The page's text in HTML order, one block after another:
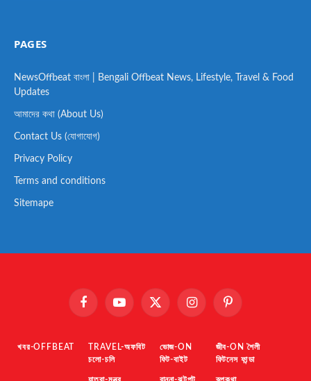
PAGES
NewsOffbeat বাংলা | Bengali Offbeat News, Lifestyle, Travel & Food
Updates
আমাদের কথা (About Us)
Contact Us (যোগাযোগ)
Privacy Policy
Terms and conditions
Sitemape
FacebookYouTube X
InstagramPinterest
খবর-OFFBEAT
TRAVEL-অফবিট
চলো-চলি
ভোজ-ON
ফিট-বাইট
জীব-ON শৈলী
ফিটনেস ফান্ডা